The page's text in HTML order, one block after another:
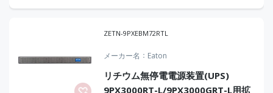
ZETN-9PXEBM72RTL
メーカー名 Eaton
リチウム無停電電源装置(UPS)
9PX3000RT-L/9PX3000GRT-L用拡